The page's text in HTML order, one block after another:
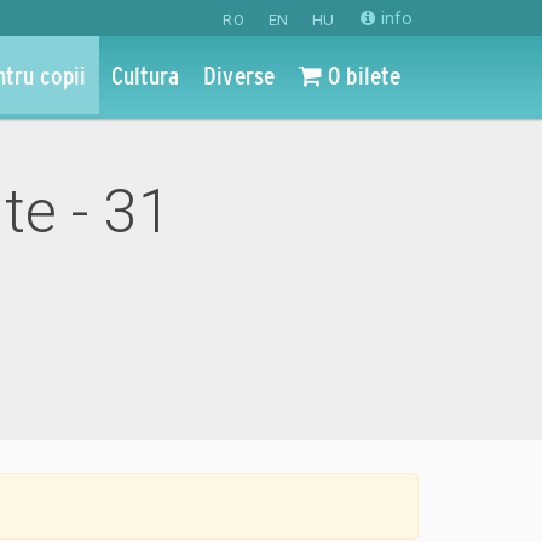
RO EN HU info
copii Cultura Diverse 0 bilete
- 31